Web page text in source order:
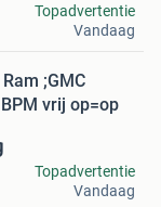
Topadvertentie
Vandaag
;GMC
vrij op=op
Topadvertentie
Vandaag